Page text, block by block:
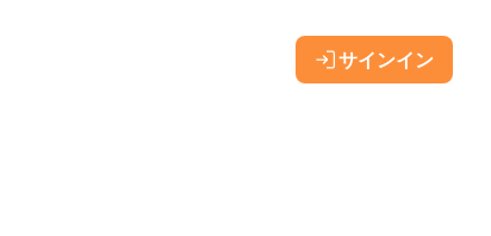
サインイン